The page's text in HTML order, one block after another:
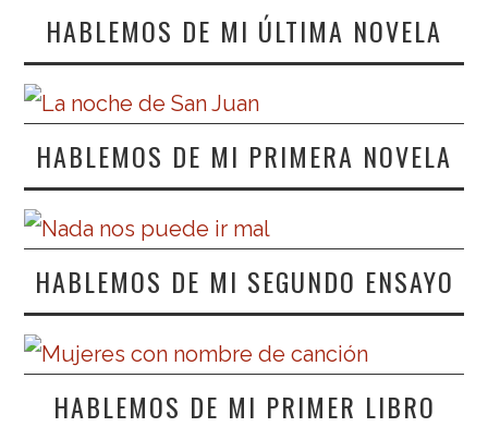
HABLEMOS DE MI ÚLTIMA NOVELA
HABLEMOS DE MI PRIMERA NOVELA
HABLEMOS DE MI SEGUNDO ENSAYO
HABLEMOS DE MI PRIMER LIBRO